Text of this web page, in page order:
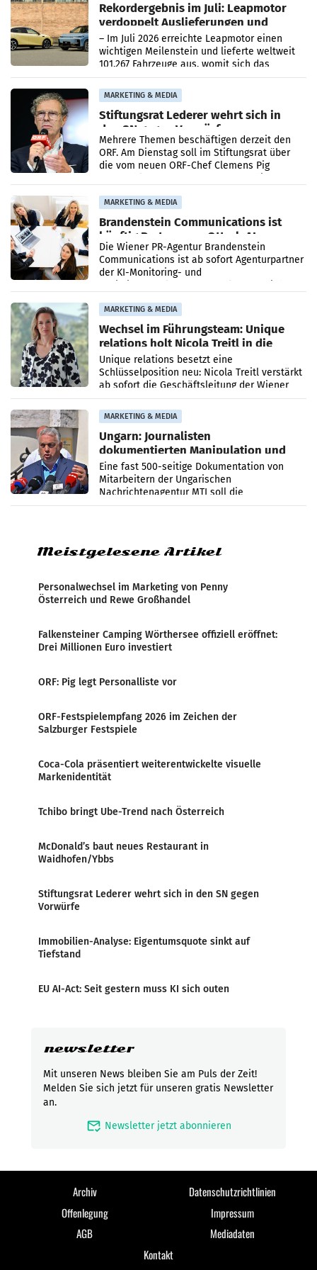
Rekordergebnis im Juli: Leapmotor
verdoppelt Auslieferungen und
überschreitet die 100.000er-Marke
– Im Juli 2026 erreichte Leapmotor einen
wichtigen Meilenstein und lieferte weltweit
101.267 Fahrzeuge aus, womit sich das
Ergebnis gegenüber Juli 2025 mehr als
verdoppelte (+102
MARKETING & MEDIA
Stiftungsrat Lederer wehrt sich in
den SN gegen Vorwürfe
Mehrere Themen beschäftigen derzeit den
ORF. Am Dienstag soll im Stiftungsrat über
die vom neuen ORF-Chef Clemens Pig
MARKETING & MEDIA
Brandenstein Communications ist
künftig Partner von OtterlyAI
Die Wiener PR-Agentur Brandenstein
Communications ist ab sofort Agenturpartner
der KI-Monitoring- und
MARKETING & MEDIA
Wechsel im Führungsteam: Unique
relations holt Nicola Treitl in die
Geschäftsleitung
Unique relations besetzt eine
Schlüsselposition neu: Nicola Treitl verstärkt
ab sofort die Geschäftsleitung der Wiener
PR-Agentur an der Seite von Josef Kalina und
Anna Kalina-Mahr.
MARKETING & MEDIA
Ungarn: Journalisten
dokumentierten Manipulation und
Zensur
Eine fast 500-seitige Dokumentation von
Mitarbeitern der Ungarischen
Nachrichtenagentur MTI soll die
systematische Nachrichten-Manipulation und
Meistgelesene Artikel
Personalwechsel im Marketing von Penny
Österreich und Rewe Großhandel
Falkensteiner Camping Wörthersee offiziell eröffnet:
Drei Millionen Euro investiert
ORF: Pig legt Personalliste vor
ORF-Festspielempfang 2026 im Zeichen der
Salzburger Festspiele
Coca-Cola präsentiert weiterentwickelte visuelle
Markenidentität
Tchibo bringt Ube-Trend nach Österreich
McDonald’s baut neues Restaurant in
Waidhofen/Ybbs
Stiftungsrat Lederer wehrt sich in den SN gegen
Vorwürfe
Immobilien-Analyse: Eigentumsquote sinkt auf
Tiefstand
EU AI-Act: Seit gestern muss KI sich outen
newsletter
Mit unseren News bleiben Sie am Puls der Zeit!
Melden Sie sich jetzt für unseren gratis Newsletter
an.
mark_email_read Newsletter jetzt abonnieren
Archiv
Datenschutzrichtlinien
Offenlegung
Impressum
AGB
Mediadaten
Kontakt